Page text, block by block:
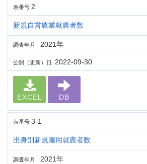
表番号 2
新規自営農業就農者数
調査年月 2021年
公開（更新）日 2022-09-30
EXCEL DB
表番号 3-1
出身別新規雇用就農者数
調査年月 2021年